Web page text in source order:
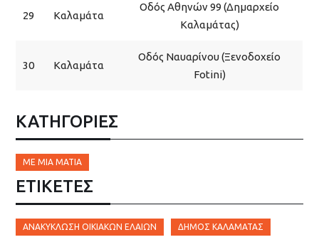
29 Καλαμάτα
Οδός Αθηνών 99 (Δημαρχείο
Καλαμάτας)
30 Καλαμάτα
Οδός Ναυαρίνου (Ξενοδοχείο
Fotini)
ΚΑΤΗΓΟΡΙΕΣ
ΜΕ ΜΙΑ ΜΑΤΙΆ
ΕΤΙΚΈΤΕΣ
ΑΝΑΚΎΚΛΩΣΗ ΟΙΚΙΑΚΏΝ ΕΛΑΊΩΝ ΔΉΜΟΣ ΚΑΛΑΜΆΤΑΣ